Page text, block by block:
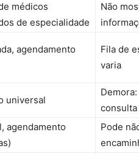
médicos
de especialidade
Não
agendamento
Fila de
varia
universal
consulta
agendamento
Pode